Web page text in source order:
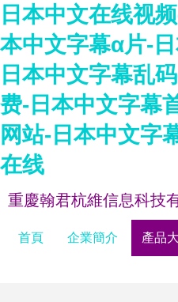
日本中文在线视
本中文字幕α片-
日本中文字幕乱
费-日本中文字幕
网站-日本中文字
在线
重慶翰君杭維信息科技
首頁 企業簡介 產品